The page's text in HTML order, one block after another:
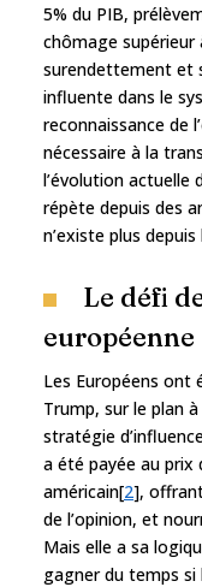
5% du PIB,
chômage
surendettement et
influente dans le
reconnaissance de
nécessaire à la
l’évolution actuelle
répète depuis des
n’existe plus
Le défi
européenne
Les Européens ont
Trump, sur le plan
stratégie
a été payée au prix
américain[2],
de l’opinion, et
Mais elle a sa
gagner du temps si